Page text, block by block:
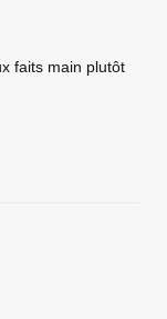
faits main plutôt